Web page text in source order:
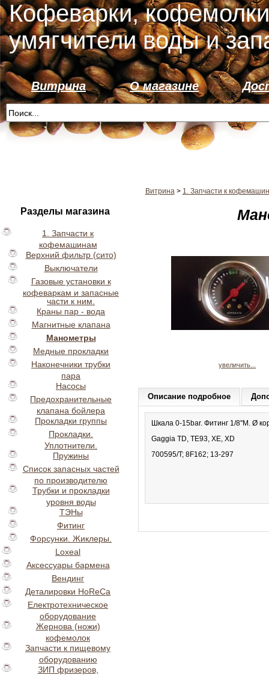
Кофеварки,
умягчители воды и
Витрина О магазине
Витрина> 1. Запчасти к
Разделы магазина
1. Запчасти к
кофемашинам
Верхний фильтр (сито)
Выключатели
Газовые установки к
кофеваркам и запасные
части к ним.
Краны пар - вода
Магнитные клапана
Манометры
Медные прокладки
Наконечники трубки
пара
Насосы
Предохранительные
клапана бойлера
Прокладки группы
Прокладки.
Уплотнители.
Пружины
Список запасных частей
по производителю
Трубки и прокладки
уровня воды
ТЭНы
Фитинг
Форсунки. Жиклеры.
Loxeal
Аксессуары бармена
Вендинг
Деталировки HoReCa
Електротехническое
оборудование
Жернова (ножи)
кофемолок
Запчасти к пищевому
оборудованию
ЗИП фризеров,
увеличить...
Описание подробное
Шкала 0-15bar. Фитинг 1/8''M. Ø
Gaggia TD, TE93, XE, XD
700595/T; 8F162; 13-297